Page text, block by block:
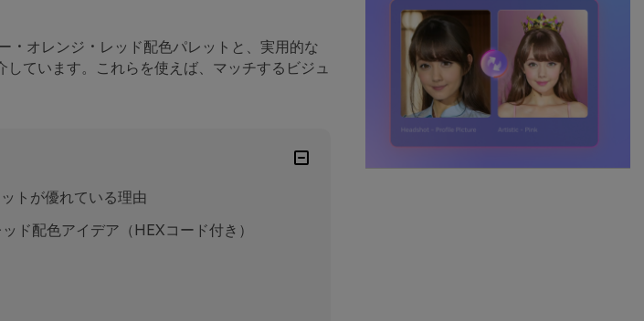
・オレンジ・レッド配色パレットと、実用的な
ています。これらを使えば、マッチするビジュ
トが優れている理由
ド配色アイデア（HEXコード付き）